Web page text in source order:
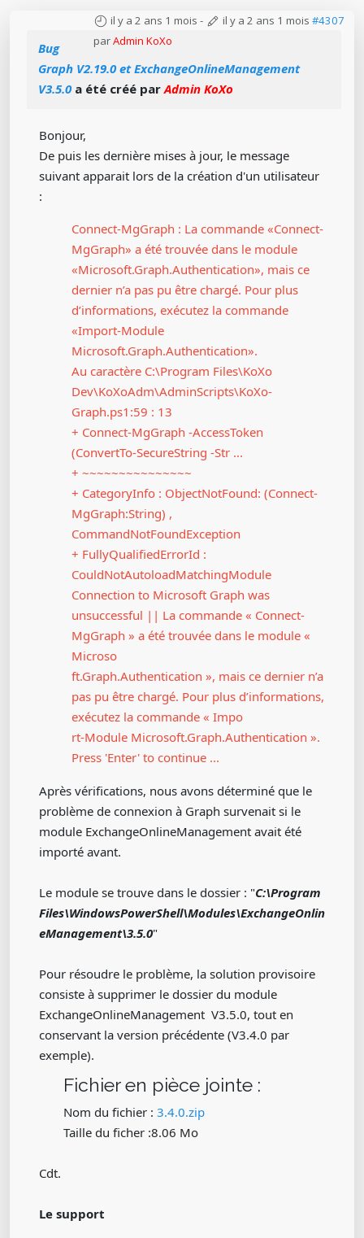
il y a 2 ans 1 mois - il y a 2 ans 1 mois #4307
parAdmin KoXo
Bug
Graph V2.19.0 et ExchangeOnlineManagement
V3.5.0 a été créé parAdmin KoXo
Bonjour,
De puis les dernière mises à jour, le message
suivant apparait lors de la création d'un utilisateur
:
Connect-MgGraph : La commande «Connect-
MgGraph» a été trouvée dans le module
«Microsoft.Graph.Authentication», mais ce
dernier n’a pas pu être chargé. Pour plus
d’informations, exécutez la commande
«Import-Module
Microsoft.Graph.Authentication».
Au caractère C:\Program Files\KoXo
Dev\KoXoAdm\AdminScripts\KoXo-
Graph.ps1:59 : 13
+ Connect-MgGraph -AccessToken
(ConvertTo-SecureString -Str ...
+ ~~~~~~~~~~~~~~~
+ CategoryInfo : ObjectNotFound: (Connect-
MgGraph:String) ,
CommandNotFoundException
+ FullyQualifiedErrorId :
CouldNotAutoloadMatchingModule
Connection to Microsoft Graph was
unsuccessful || La commande « Connect-
MgGraph » a été trouvée dans le module «
Microso
ft.Graph.Authentication », mais ce dernier n’a
pas pu être chargé. Pour plus d’informations,
exécutez la commande « Impo
rt-Module Microsoft.Graph.Authentication ».
Press 'Enter' to continue ...
Après vérifications, nous avons déterminé que le
problème de connexion à Graph survenait si le
module ExchangeOnlineManagement avait été
importé avant.
Le module se trouve dans le dossier : "C:\Program
Files\WindowsPowerShell\Modules\ExchangeOnlin
eManagement\3.5.0"
Pour résoudre le problème, la solution provisoire
consiste à supprimer le dossier du module
ExchangeOnlineManagement V3.5.0, tout en
conservant la version précédente (V3.4.0 par
exemple).
Fichier en pièce jointe :
Nom du fichier : 3.4.0.zip
Taille du ficher :8.06 Mo
Cdt.
Le support